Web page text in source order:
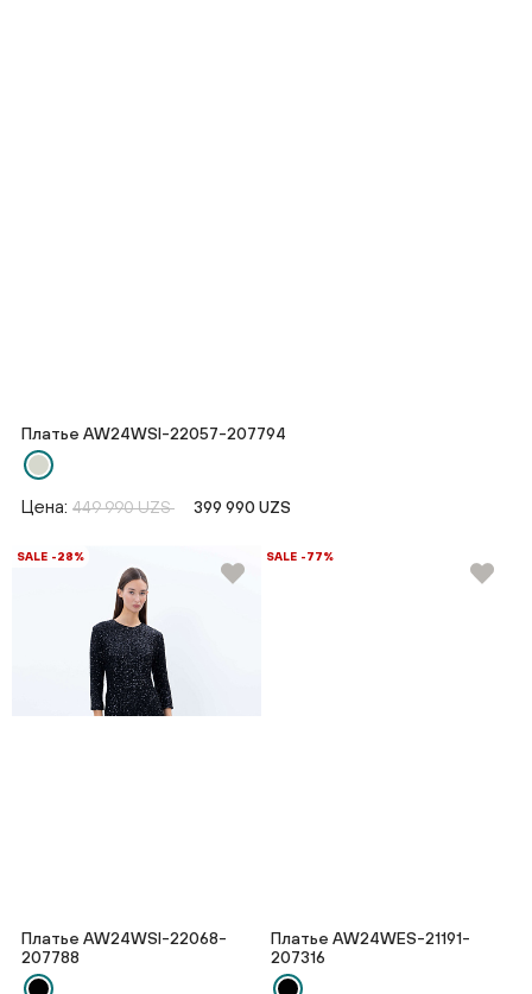
Платье AW24WSI-22057-207794
Цена: 449 990 UZS 399 990 UZS
SALE -28%
Платье AW24WSI-22068-
207788
SALE -77%
Платье AW24WES-21191-
207316